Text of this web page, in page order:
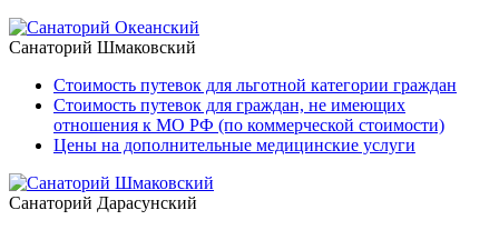
Санаторий Шмаковский
Стоимость путевок для льготной категории граждан
Стоимость путевок для граждан, не имеющих
отношения к МО РФ (по коммерческой стоимости)
Цены на дополнительные медицинские услуги
Санаторий Дарасунский